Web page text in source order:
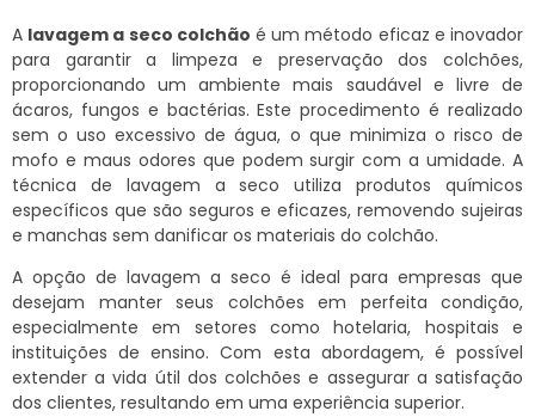
A lavagem a seco colchão é um método eficaz e inovador
para garantir a limpeza e preservação dos colchões,
proporcionando um ambiente mais saudável e livre de
ácaros, fungos e bactérias. Este procedimento é realizado
sem o uso excessivo de água, o que minimiza o risco de
mofo e maus odores que podem surgir com a umidade. A
técnica de lavagem a seco utiliza produtos químicos
específicos que são seguros e eficazes, removendo sujeiras
e manchas sem danificar os materiais do colchão.
A opção de lavagem a seco é ideal para empresas que
desejam manter seus colchões em perfeita condição,
especialmente em setores como hotelaria, hospitais e
instituições de ensino. Com esta abordagem, é possível
extender a vida útil dos colchões e assegurar a satisfação
dos clientes, resultando em uma experiência superior.